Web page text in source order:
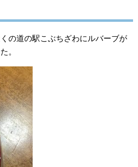
の道の駅こぶちざわにルバーブが
。